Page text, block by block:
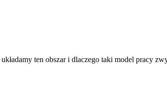
ten obszar i dlaczego taki model pracy